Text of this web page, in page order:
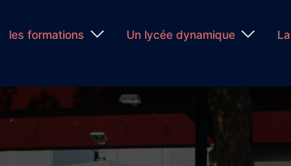
les formations Un lycée dynamique